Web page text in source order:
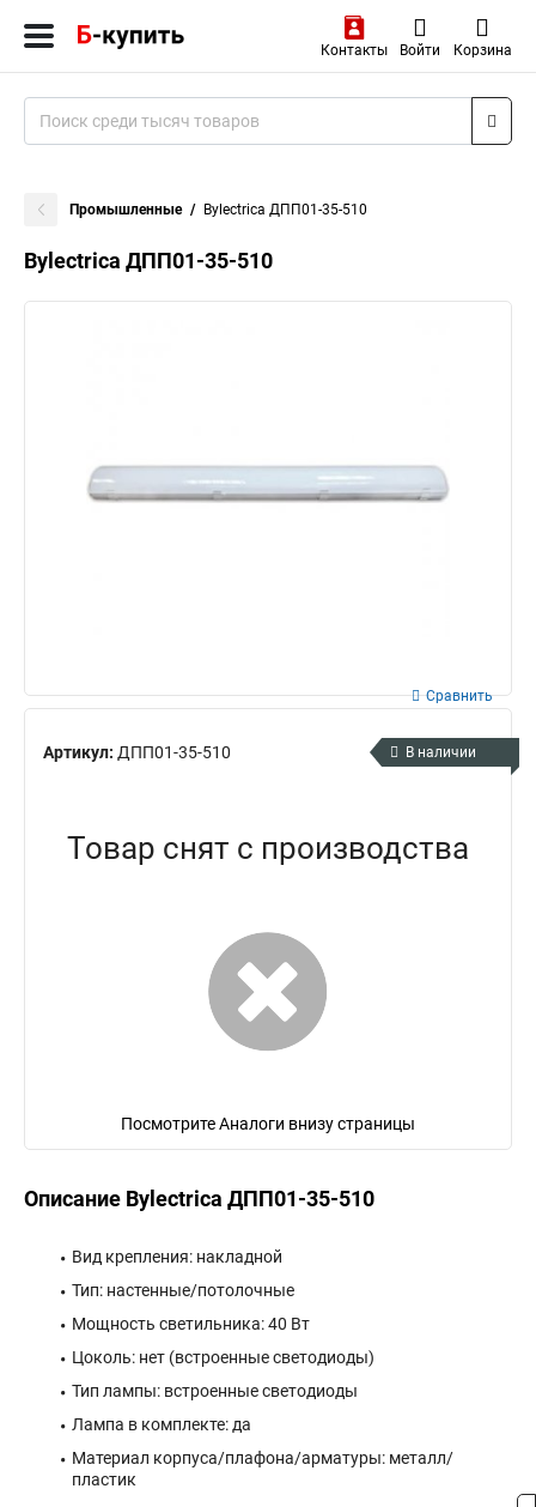
Контакты Войти Корзина
Промышленные Bylectrica ДПП01-35-510
Bylectrica ДПП01-35-510
Артикул: ДПП01-35-510
Сравнить
В наличии
Товар снят с производства
Посмотрите Аналоги внизу страницы
Описание Bylectrica ДПП01-35-510
Вид крепления: накладной
Тип: настенные/потолочные
Мощность светильника: 40 Вт
Цоколь: нет (встроенные светодиоды)
Тип лампы: встроенные светодиоды
Лампа в комплекте: да
Материал корпуса/плафона/арматуры: металл/
пластик